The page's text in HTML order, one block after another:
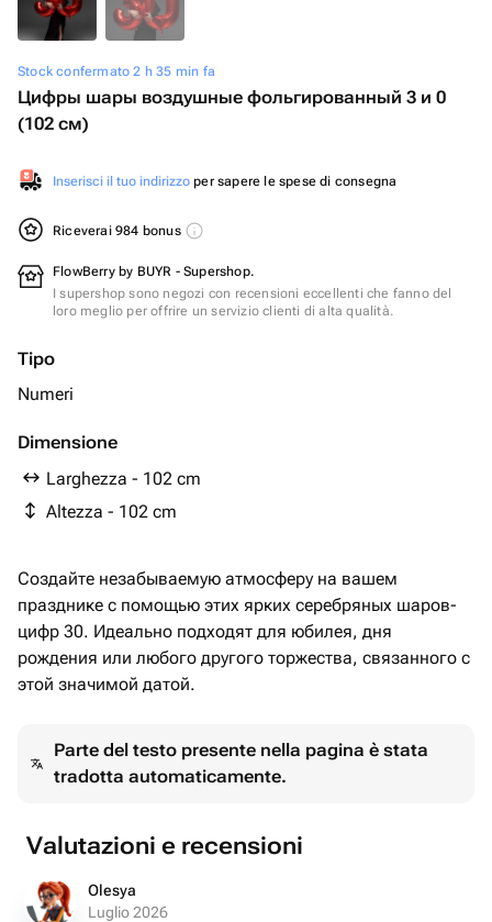
Stock confermato 2 h 35 min fa
Цифры шары воздушные фольгированный 3 и 0
(102 см)
Inserisci il tuo indirizzo per sapere le spese di consegna
Riceverai 984 bonus
FlowBerry by BUYR - Supershop.
I supershop sono negozi con recensioni eccellenti che fanno del
loro meglio per offrire un servizio clienti di alta qualità.
Tipo
Numeri
Dimensione
Larghezza - 102 cm
Altezza - 102 cm
Создайте незабываемую атмосферу на вашем
празднике с помощью этих ярких серебряных шаров-
цифр 30. Идеально подходят для юбилея, дня
рождения или любого другого торжества, связанного с
этой значимой датой.
Parte del testo presente nella pagina è stata
tradotta automaticamente.
Valutazioni e recensioni
Olesya
Luglio 2026